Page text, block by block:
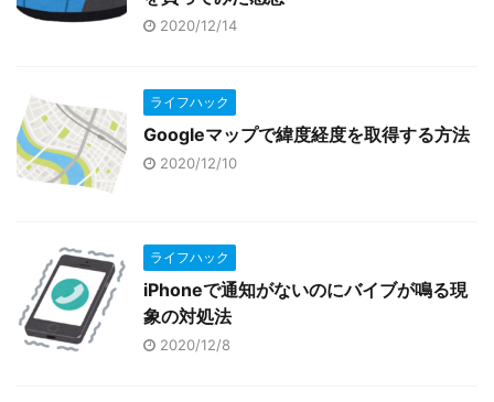
2020/12/14
ライフハック
Googleマップで緯度経度を取得する方法
2020/12/10
ライフハック
iPhoneで通知がないのにバイブが鳴る現
象の対処法
2020/12/8